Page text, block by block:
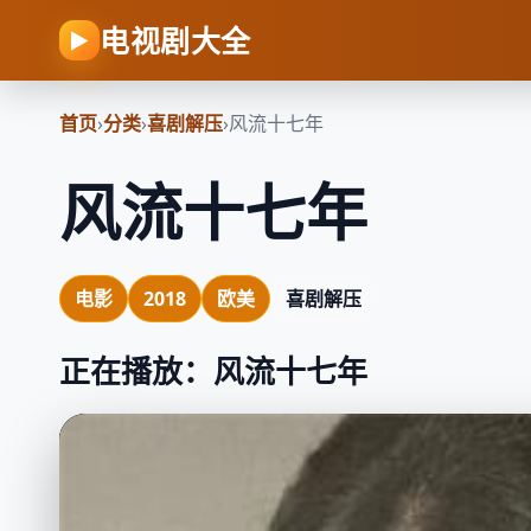
▶ 电视剧大全
首页›分类›喜剧解压›风流十七年
风流十七年
电影 2018 欧美 喜剧解压
正在播放：风流十七年